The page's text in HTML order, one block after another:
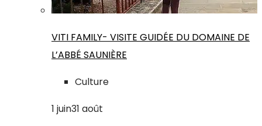
VITI FAMILY- VISITE GUIDÉE DU DOMAINE DE
L’ABBÉ SAUNIÈRE
Culture
1 juin31 août